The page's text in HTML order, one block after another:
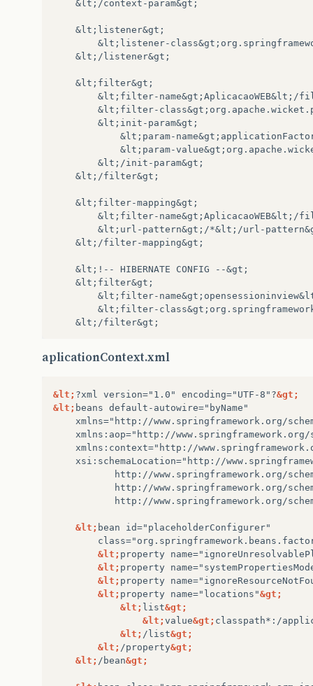
	&lt;/context-param&gt;
	&lt;listener&gt;
&lt;listener-
	&lt;/listener&gt;
	&lt;filter&gt;
&lt;filter-name&gt;AplicacaoWEB&lt;/
&lt;filter-
		&lt;init-param&gt;
&lt;param-
&lt;param-
		&lt;/init-param&gt;
	&lt;/filter&gt;
	&lt;filter-mapping&gt;
&lt;filter-name&gt;AplicacaoWEB&lt;/
&lt;url-pattern&gt;/*&lt;/url-
	&lt;/filter-mapping&gt;
	&lt;!-- HIBERNATE CONFIG --&gt;
	&lt;filter&gt;
&lt;filter-
&lt;filter-
	&lt;/filter&gt;
&lt;filter-
	&lt;/filter-mapping&gt;
aplicationContext.xml
&lt; ?xml version="1.0" encoding="UTF-8"?&gt;
&lt; beans
xmlns="http://www.springframework.org/
xmlns:aop="http://www.springframework.org/
xsi:schemaLocation="http://
http://www.springframework.org/
http://www.springframework.org/
http://www.springframework.org/
&lt; bean
&lt; property
&lt; property
&lt; property
&lt; property name="locations"&gt;
&lt; list&gt;
&lt; value&gt; classpath*:/
&lt; /list&gt;
&lt; /property&gt;
&lt; /bean&gt;